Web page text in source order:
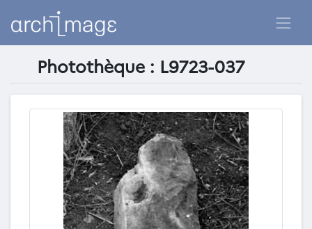
Photothèque : L9723-037